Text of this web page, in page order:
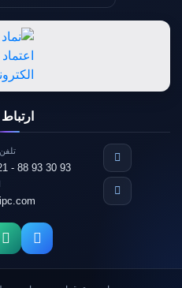
- 88 93 30 93